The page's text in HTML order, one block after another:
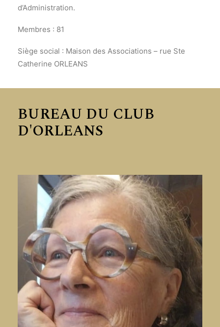
d’Administration.
Membres : 81
Siège social : Maison des Associations – rue Ste
Catherine ORLEANS
BUREAU DU CLUB
D'ORLEANS